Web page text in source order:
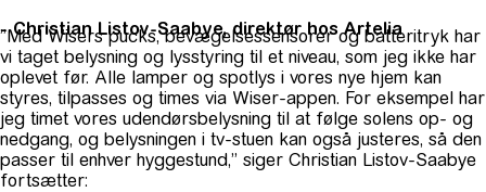
- Christian Listov-Saabye, direktør hos Artelia
”Med Wisers pucks, bevægelsessensorer og batteritryk har
vi taget belysning og lysstyring til et niveau, som jeg ikke har
oplevet før. Alle lamper og spotlys i vores nye hjem kan
styres, tilpasses og times via Wiser-appen. For eksempel har
jeg timet vores udendørsbelysning til at følge solens op- og
nedgang, og belysningen i tv-stuen kan også justeres, så den
passer til enhver hyggestund,” siger Christian Listov-Saabye
fortsætter: